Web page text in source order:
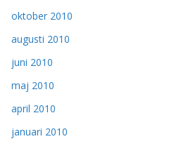
oktober 2010
augusti 2010
juni 2010
maj 2010
april 2010
januari 2010